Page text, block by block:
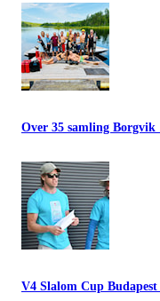
Over 35 samling Borgvik
V4 Slalom Cup